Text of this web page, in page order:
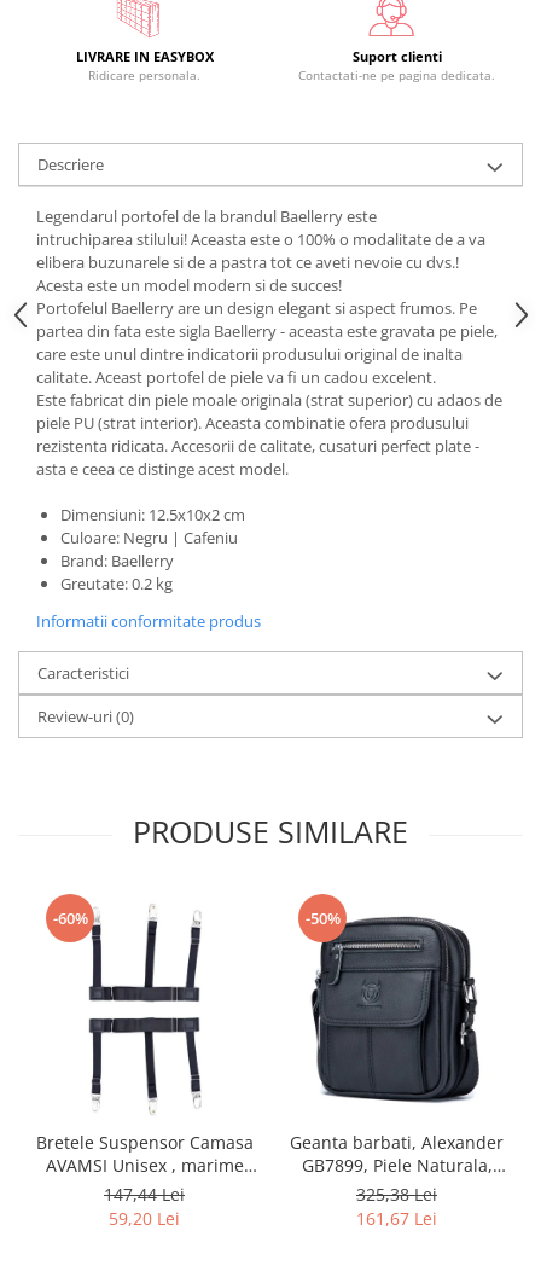
LIVRARE IN EASYBOX
Ridicare personala.
Suport clienti
Contactati-ne pe pagina dedicata.
Descriere
Legendarul portofel de la brandul Baellerry este
intruchiparea stilului! Aceasta este o 100% o modalitate de a va
elibera buzunarele si de a pastra tot ce aveti nevoie cu dvs.!
Acesta este un model modern si de succes!
Portofelul Baellerry are un design elegant si aspect frumos. Pe
partea din fata este sigla Baellerry - aceasta este gravata pe piele,
care este unul dintre indicatorii produsului original de inalta
calitate. Aceast portofel de piele va fi un cadou excelent.
Este fabricat din piele moale originala (strat superior) cu adaos de
piele PU (strat interior). Aceasta combinatie ofera produsului
rezistenta ridicata. Accesorii de calitate, cusaturi perfect plate -
asta e ceea ce distinge acest model.
Dimensiuni: 12.5x10x2 cm
Culoare: Negru | Cafeniu
Brand: Baellerry
Greutate: 0.2 kg
Informatii conformitate produs
Caracteristici
Review-uri(0)
PRODUSE SIMILARE
-60%
Bretele Suspensor Camasa
AVAMSI Unisex , marime
universala, Clips, Negru
147,44 Lei
59,20 Lei
-50%
Geanta barbati, Alexander
GB7899, Piele Naturala,
Negru, 21x17x8 cm
325,38 Lei
161,67 Lei